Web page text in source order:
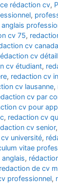
rédaction cv,
,
cv 75,
cv canada
cv
cv étudiant,
, redaction cv
cv lausanne,
cv par
cv pour
, redaction cv
cv senior,
université,
vitae
,
redaction de cv
professionnel,